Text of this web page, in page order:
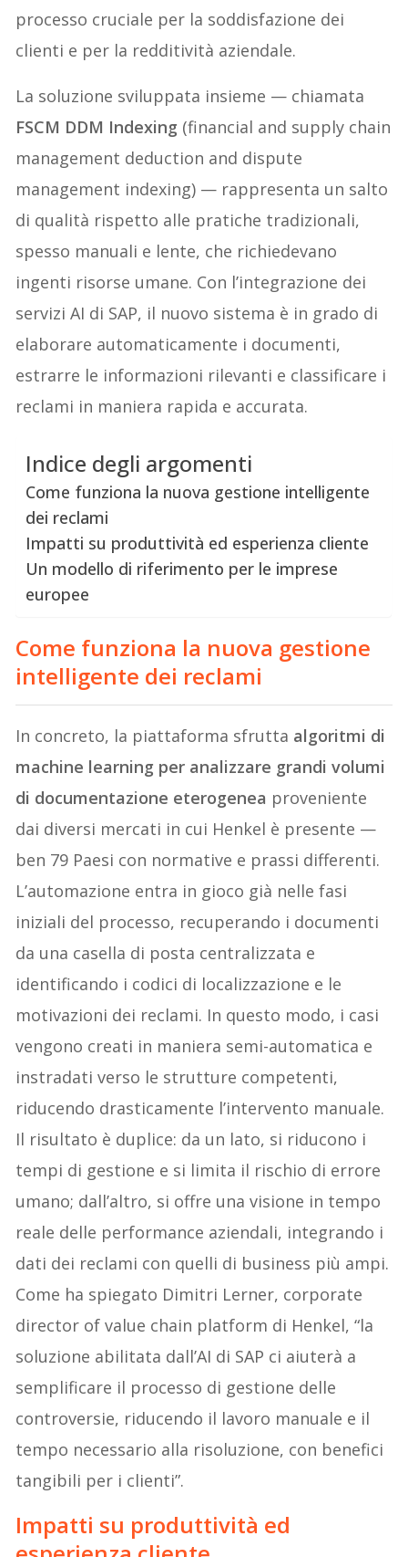
processo cruciale per la soddisfazione dei
clienti e per la redditività aziendale.
La soluzione sviluppata insieme — chiamata
FSCM DDM Indexing (financial and supply chain
management deduction and dispute
management indexing) — rappresenta un salto
di qualità rispetto alle pratiche tradizionali,
spesso manuali e lente, che richiedevano
ingenti risorse umane. Con l’integrazione dei
servizi AI di SAP, il nuovo sistema è in grado di
elaborare automaticamente i documenti,
estrarre le informazioni rilevanti e classificare i
reclami in maniera rapida e accurata.
Indice degli argomenti
Come funziona la nuova gestione intelligente
dei reclami
Impatti su produttività ed esperienza cliente
Un modello di riferimento per le imprese
europee
Come funziona la nuova gestione
intelligente dei reclami
In concreto, la piattaforma sfrutta algoritmi di
machine learning per analizzare grandi volumi
di documentazione eterogenea proveniente
dai diversi mercati in cui Henkel è presente —
ben 79 Paesi con normative e prassi differenti.
L’automazione entra in gioco già nelle fasi
iniziali del processo, recuperando i documenti
da una casella di posta centralizzata e
identificando i codici di localizzazione e le
motivazioni dei reclami. In questo modo, i casi
vengono creati in maniera semi-automatica e
instradati verso le strutture competenti,
riducendo drasticamente l’intervento manuale.
Il risultato è duplice: da un lato, si riducono i
tempi di gestione e si limita il rischio di errore
umano; dall’altro, si offre una visione in tempo
reale delle performance aziendali, integrando i
dati dei reclami con quelli di business più ampi.
Come ha spiegato Dimitri Lerner, corporate
director of value chain platform di Henkel, “la
soluzione abilitata dall’AI di SAP ci aiuterà a
semplificare il processo di gestione delle
controversie, riducendo il lavoro manuale e il
tempo necessario alla risoluzione, con benefici
tangibili per i clienti”.
Impatti su produttività ed